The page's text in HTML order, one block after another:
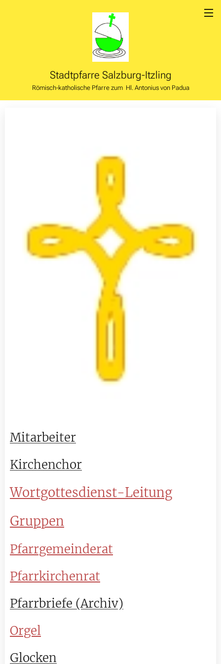
Stadtpfarre Salzburg-Itzling
Römisch-katholische Pfarre zum Hl. Antonius von Padua
Mitarbeiter
Kirchenchor
Wortgottesdienst-Leitung
Gruppen
Pfarrgemeinderat
Pfarrkirchenrat
Pfarrbriefe (Archiv)
Orgel
Glocken